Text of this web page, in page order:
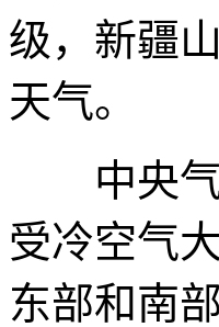
级，新疆
天气。
中央气
受冷空气
东部和南